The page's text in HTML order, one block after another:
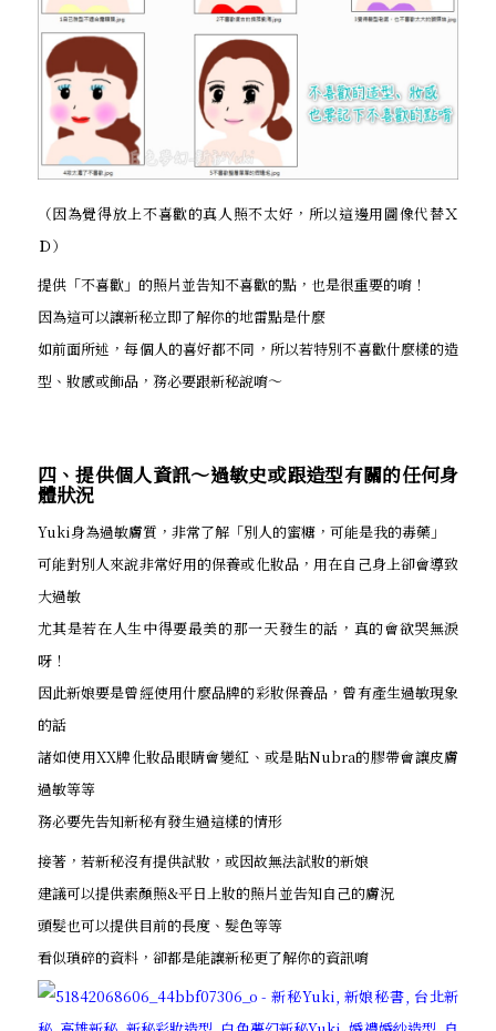
（因為覺得放上不喜歡的真人照不太好，所以這邊用圖像代替Ｘ
Ｄ）
提供「不喜歡」的照片並告知不喜歡的點，也是很重要的唷！
因為這可以讓新秘立即了解你的地雷點是什麼
如前面所述，每個人的喜好都不同，所以若特別不喜歡什麼樣的造
型、妝感或飾品，務必要跟新秘說唷～
四、提供個人資訊～過敏史或跟造型有關的任何身
體狀況
Yuki身為過敏膚質，非常了解「別人的蜜糖，可能是我的毒藥」
可能對別人來說非常好用的保養或化妝品，用在自己身上卻會導致
大過敏
尤其是若在人生中得要最美的那一天發生的話，真的會欲哭無淚
呀！
因此新娘要是曾經使用什麼品牌的彩妝保養品，曾有產生過敏現象
的話
諸如使用XX牌化妝品眼睛會變紅、或是貼Nubra的膠帶會讓皮膚
過敏等等
務必要先告知新秘有發生過這樣的情形
接著，若新秘沒有提供試妝，或因故無法試妝的新娘
建議可以提供素顏照&平日上妝的照片並告知自己的膚況
頭髮也可以提供目前的長度、髮色等等
看似瑣碎的資料，卻都是能讓新秘更了解你的資訊唷